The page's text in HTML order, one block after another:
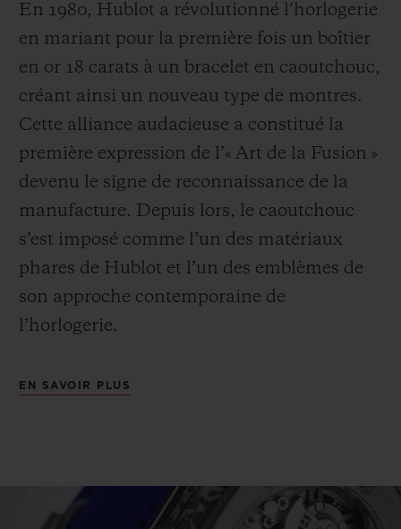
En 1980, Hublot a révolutionné l’horlogerie
en mariant pour la première fois un boîtier
en or 18 carats à un bracelet en caoutchouc,
créant ainsi un nouveau type de montres.
Cette alliance audacieuse a constitué la
première expression de l’« Art de la Fusion »
devenu le signe de reconnaissance de la
manufacture. Depuis lors, le caoutchouc
s’est imposé comme l’un des matériaux
phares de Hublot et l’un des emblèmes de
son approche contemporaine de
l’horlogerie.
EN SAVOIR PLUS